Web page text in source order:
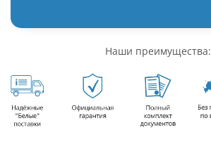
Наши преимущества: